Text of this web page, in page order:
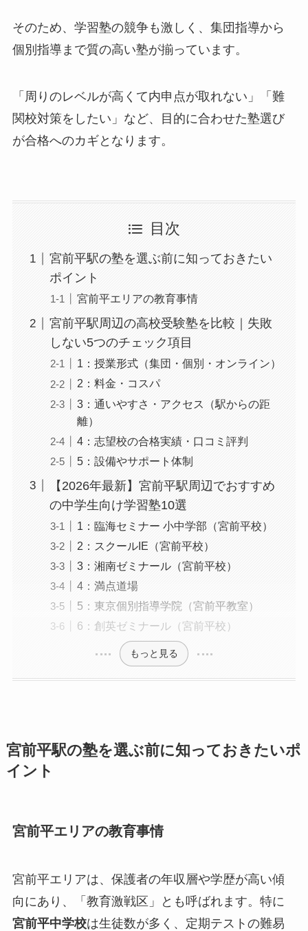
そのため、学習塾の競争も激しく、集団指導から
個別指導まで質の高い塾が揃っています。
「周りのレベルが高くて内申点が取れない」「難
関校対策をしたい」など、目的に合わせた塾選び
が合格へのカギとなります。
目次
宮前平駅の塾を選ぶ前に知っておきたい
ポイント
宮前平エリアの教育事情
宮前平駅周辺の高校受験塾を比較｜失敗
しない5つのチェック項目
1：授業形式（集団・個別・オンライン）
2：料金・コスパ
3：通いやすさ・アクセス（駅からの距
離）
4：志望校の合格実績・口コミ評判
5：設備やサポート体制
【2026年最新】宮前平駅周辺でおすすめ
の中学生向け学習塾10選
1：臨海セミナー 小中学部（宮前平校）
2：スクールIE（宮前平校）
3：湘南ゼミナール（宮前平校）
4：満点道場
5：東京個別指導学院（宮前平教室）
6：創英ゼミナール（宮前平校）
もっと見る
宮前平駅の塾を選ぶ前に知っておきたいポ
イント
宮前平エリアの教育事情
宮前平エリアは、保護者の年収層や学歴が高い傾
向にあり、「教育激戦区」とも呼ばれます。特に
宮前平中学校は生徒数が多く、定期テストの難易